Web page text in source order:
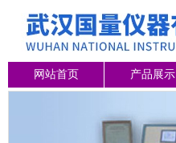
网站首页 产品展示